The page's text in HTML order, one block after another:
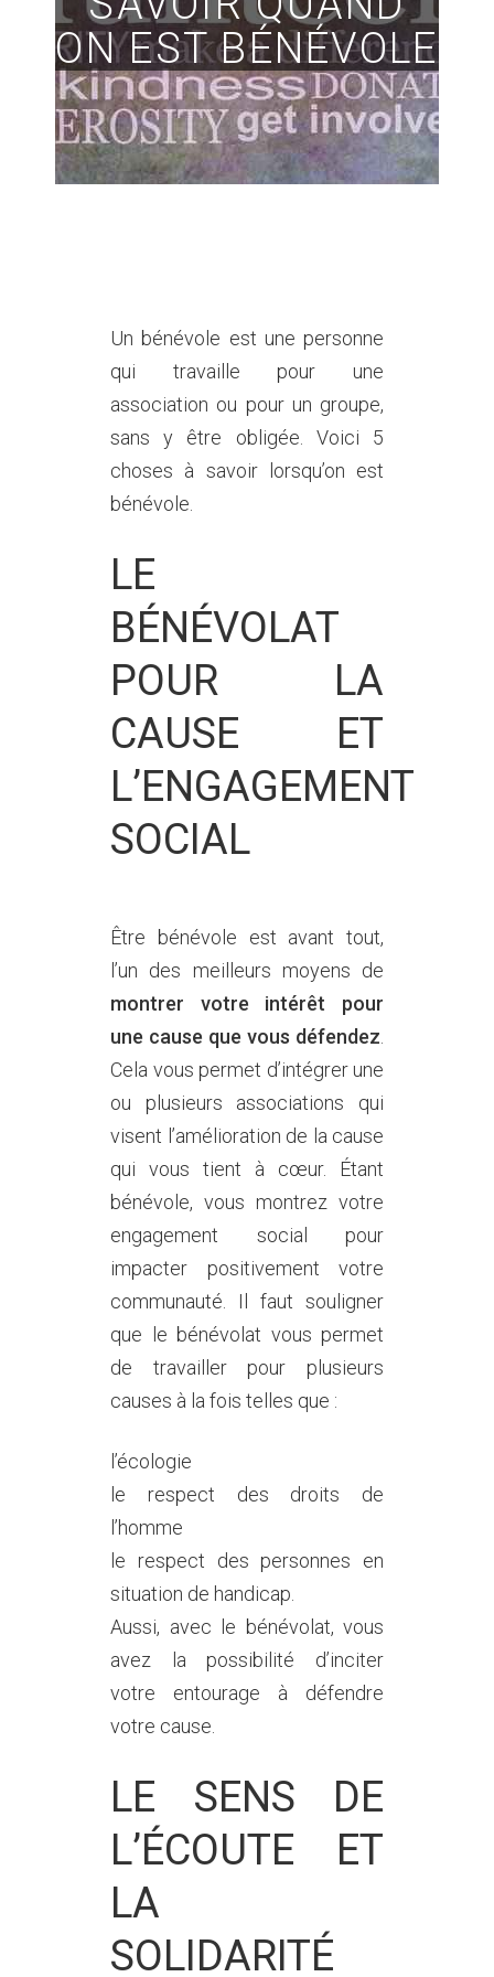
ON EST BÉNÉVOLE
Un bénévole est une personne
qui travaille pour une
association ou pour un groupe,
sans y être obligée. Voici 5
choses à savoir lorsqu’on est
bénévole.
LE
BÉNÉVOLAT
POUR LA
CAUSE ET
L’ENGAGEMENT
SOCIAL
Être bénévole est avant tout,
l’un des meilleurs moyens de
montrer votre intérêt pour
une cause que vous défendez
Cela vous permet d’intégrer une
ou plusieurs associations qui
visent l’amélioration de la cause
qui vous tient à cœur. Étant
bénévole, vous montrez votre
engagement social pour
impacter positivement votre
communauté. Il faut souligner
que le bénévolat vous permet
de travailler pour plusieurs
causes à la fois telles que :
l’écologie
le respect des droits de
l’homme
le respect des personnes en
situation de handicap.
Aussi, avec le bénévolat, vous
avez la possibilité d’inciter
votre entourage à défendre
votre cause.
LE SENS DE
L’ÉCOUTE ET
LA
SOLIDARITÉ